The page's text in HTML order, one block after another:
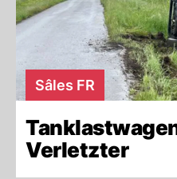
Sâles FR
Verletzter